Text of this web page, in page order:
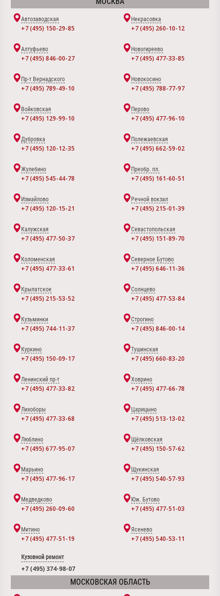
Автозаводская
+7 (495) 150-29-85
Некрасовка
+7 (495) 260-10-12
Алтуфьево
+7 (495) 846-00-27
Новогиреево
+7 (495) 477-33-85
Пр-т Вернадского
+7 (495) 789-49-10
Новокосино
+7 (495) 788-77-97
Войковская
+7 (495) 129-99-10
Перово
+7 (495) 477-96-10
Дубровка
+7 (495) 120-12-35
Полежаевская
+7 (495) 662-59-02
Жулебино
+7 (495) 545-44-78
Преобр. пл.
+7 (495) 161-60-51
Измайлово
+7 (495) 120-15-21
Речной вокзал
+7 (495) 215-01-39
Калужская
+7 (495) 477-50-37
Севастопольская
+7 (495) 151-89-70
Коломенская
+7 (495) 477-33-61
Северное Бутово
+7 (495) 646-11-36
Крылатское
+7 (495) 215-53-52
Солнцево
+7 (495) 477-53-84
Кузьминки
+7 (495) 744-11-37
Строгино
+7 (495) 846-00-14
Куркино
+7 (495) 150-09-17
Тушинская
+7 (495) 660-83-20
Ленинский пр-т
+7 (495) 477-33-82
Ховрино
+7 (495) 477-66-78
Лихоборы
+7 (495) 477-33-68
Царицыно
+7 (495) 513-13-02
Люблино
+7 (495) 677-95-07
Щёлковская
+7 (495) 150-57-62
Марьино
+7 (495) 477-96-17
Щукинская
+7 (495) 540-57-93
Медведково
+7 (495) 260-09-60
Юж. Бутово
+7 (495) 477-51-03
Митино
+7 (495) 477-51-19
Ясенево
+7 (495) 540-53-11
Кузовной ремонт
+7 (495) 374-98-07
МОСКОВСКАЯ ОБЛАСТЬ